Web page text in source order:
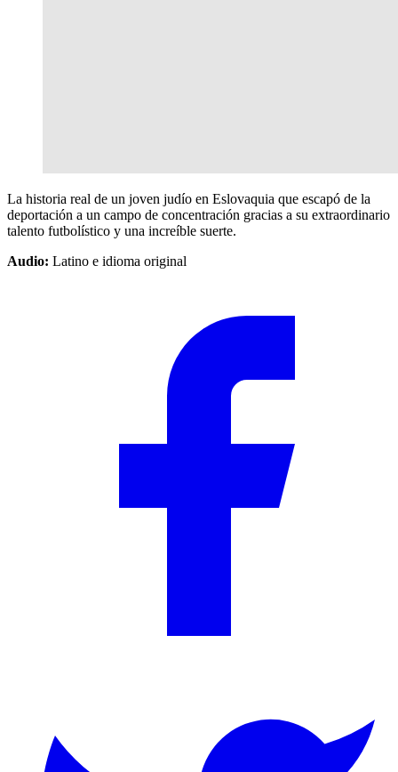
La historia real de un joven judío en Eslovaquia que escapó de la
deportación a un campo de concentración gracias a su extraordinario
talento futbolístico y una increíble suerte.
Audio: Latino e idioma original